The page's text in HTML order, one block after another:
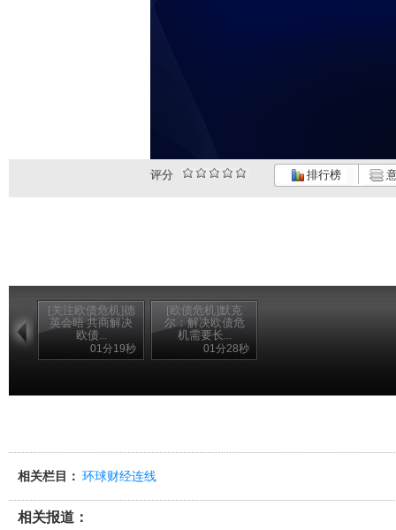
评分 排行榜
[关注欧债危机]德
英会晤 共商解决
欧债...
01分19秒
[欧债危机]默克
尔：解决欧债危
机需要长...
01分28秒
相关栏目： 环球财经连线
相关报道：